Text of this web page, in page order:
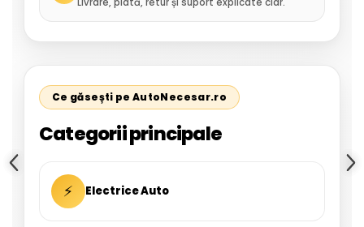
Ce găsești pe AutoNecesar.ro
Categorii principale
⚡ Electrice Auto